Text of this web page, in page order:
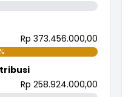
Rp 373.456.000,00
Rp 258.924.000,00